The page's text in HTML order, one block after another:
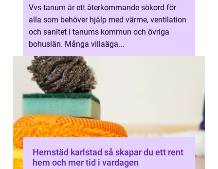
Vvs tanum är ett återkommande sökord för
alla som behöver hjälp med värme, ventilation
och sanitet i tanums kommun och övriga
bohuslän. Många villaäga...
Hemstäd karlstad så skapar du ett rent
hem och mer tid i vardagen